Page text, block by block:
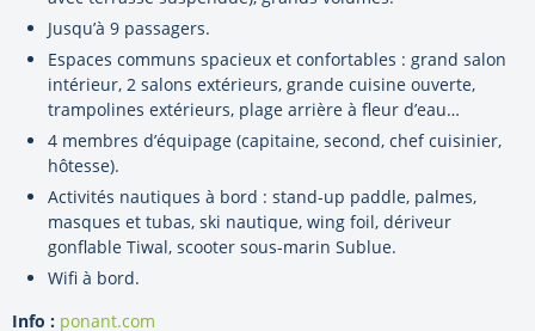
Jusqu’à 9 passagers.
Espaces communs spacieux et confortables : grand salon
intérieur, 2 salons extérieurs, grande cuisine ouverte,
trampolines extérieurs, plage arrière à fleur d’eau…
4 membres d’équipage (capitaine, second, chef cuisinier,
hôtesse).
Activités nautiques à bord : stand-up paddle, palmes,
masques et tubas, ski nautique, wing foil, dériveur
gonflable Tiwal, scooter sous-marin Sublue.
Wifi à bord.
Info : ponant.com